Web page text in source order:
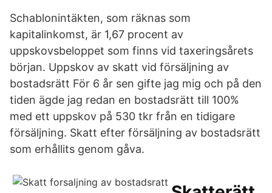
Schablonintäkten, som räknas som
kapitalinkomst, är 1,67 procent av
uppskovsbeloppet som finns vid taxeringsårets
början. Uppskov av skatt vid försäljning av
bostadsrätt För 6 år sen gifte jag mig och på den
tiden ägde jag redan en bostadsrätt till 100%
med ett uppskov på 530 tkr från en tidigare
försäljning. Skatt efter försäljning av bostadsrätt
som erhållits genom gåva.